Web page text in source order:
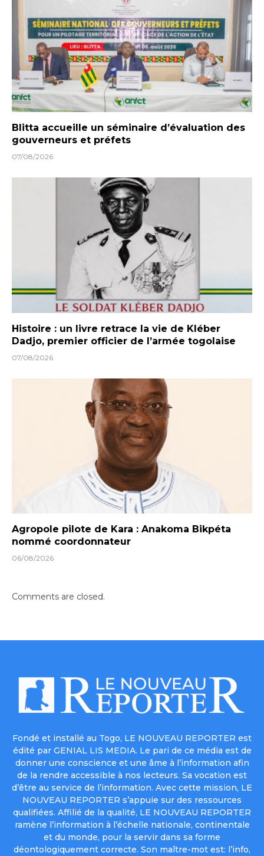
Blitta accueille un séminaire d’évaluation des
gouverneurs et préfets
07/08/2026
Histoire : un livre retrace la vie de Kléber
Dadjo, premier officier de l’armée togolaise
07/08/2026
Agropole pilote de Kara : Anakoma Bikpéta
nommé coordonnateur
06/08/2026
Comments are closed.
Fondé et installé au Togo, LE NOUVEAU REPORTER est
édité par GENIAL LIS MEDIA. Le pari de ce média est de
donner une conscience et une âme à l’information afin
de la rendre accessible à nos lecteurs. Sa vocation est
d’être au service de l’information. Avec cette mission, LE
NOUVEAU REPORTER s’appuie sur des ressources
qualifiées. Affilié de la qualité, LE NOUVEAU REPORTER
ramène l’information à l’échelle nationale, continentale
et du monde, pour la servir dans sa forme
déontologiquement correcte. Son maître-mot est: l’info,